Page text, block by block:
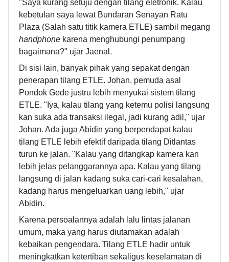
"Saya kurang setuju dengan tilang eletronik. Kalau
kebetulan saya lewat Bundaran Senayan Ratu
Plaza (Salah satu titik kamera ETLE) sambil megang
handphone karena menghubungi penumpang
bagaimana?" ujar Jaenal.
Di sisi lain, banyak pihak yang sepakat dengan
penerapan tilang ETLE. Johan, pemuda asal
Pondok Gede justru lebih menyukai sistem tilang
ETLE. "Iya, kalau tilang yang ketemu polisi langsung
kan suka ada transaksi ilegal, jadi kurang adil," ujar
Johan. Ada juga Abidin yang berpendapat kalau
tilang ETLE lebih efektif daripada tilang Ditlantas
turun ke jalan. "Kalau yang ditangkap kamera kan
lebih jelas pelanggarannya apa. Kalau yang tilang
langsung di jalan kadang suka cari-cari kesalahan,
kadang harus mengeluarkan uang lebih," ujar
Abidin.
Karena persoalannya adalah lalu lintas jalanan
umum, maka yang harus diutamakan adalah
kebaikan pengendara. Tilang ETLE hadir untuk
meningkatkan ketertiban sekaligus keselamatan di